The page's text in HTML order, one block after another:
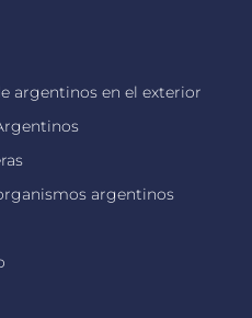
argentinos en el exterior
argentinos